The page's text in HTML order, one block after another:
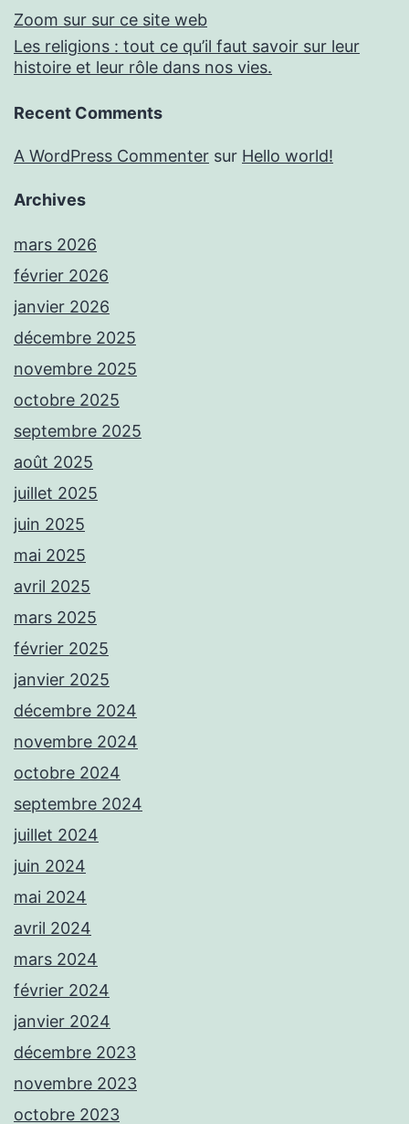
Zoom sur sur ce site web
Les religions : tout ce qu’il faut savoir sur leur
histoire et leur rôle dans nos vies.
Recent Comments
A WordPress Commenter sur Hello world!
Archives
mars 2026
février 2026
janvier 2026
décembre 2025
novembre 2025
octobre 2025
septembre 2025
août 2025
juillet 2025
juin 2025
mai 2025
avril 2025
mars 2025
février 2025
janvier 2025
décembre 2024
novembre 2024
octobre 2024
septembre 2024
juillet 2024
juin 2024
mai 2024
avril 2024
mars 2024
février 2024
janvier 2024
décembre 2023
novembre 2023
octobre 2023